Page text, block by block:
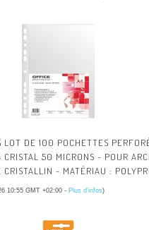
LOT DE 100 POCHETTES
CRISTAL 50 MICRONS - POUR
CRISTALLIN - MATÉRIAU :
10:55 GMT +02:00 - Plus d’infos)